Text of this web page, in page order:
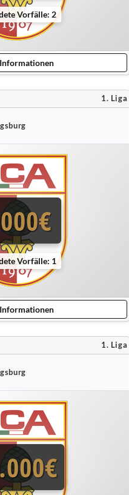
Vorfälle: 2
1. Liga
Vorfälle: 1
1. Liga